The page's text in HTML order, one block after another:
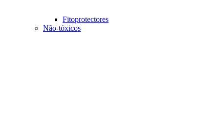
Fitoprotectores
Não-tóxicos